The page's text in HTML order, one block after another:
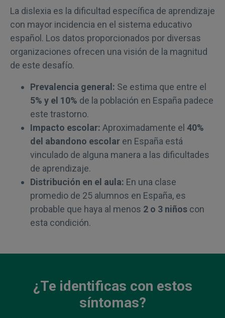
La dislexia es la dificultad específica de aprendizaje
con mayor incidencia en el sistema educativo
español. Los datos proporcionados por diversas
organizaciones ofrecen una visión de la magnitud
de este desafío.
Prevalencia general: Se estima que entre el
5% y el 10% de la población en España padece
este trastorno.
Impacto escolar: Aproximadamente el 40%
del abandono escolar en España está
vinculado de alguna manera a las dificultades
de aprendizaje.
Distribución en el aula: En una clase
promedio de 25 alumnos en España, es
probable que haya al menos 2 o 3 niños con
esta condición.
¿Te identificas con estos
síntomas?